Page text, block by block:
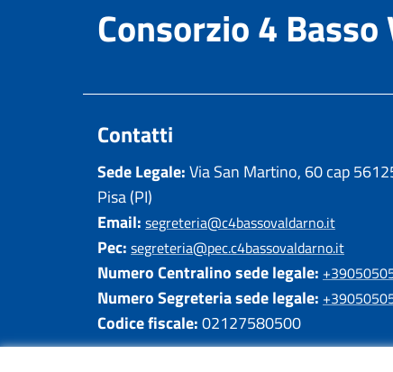
Consorzio 4
Contatti
Sede Legale:Via San Martino, 60 cap
Pisa (PI)
Email: segreteria@c4bassovaldarno.it
Pec: segreteria@pec.c4bassovaldarno.it
Numero Centralino sede legale:
Numero Segreteria sede legale:
Codice fiscale:02127580500